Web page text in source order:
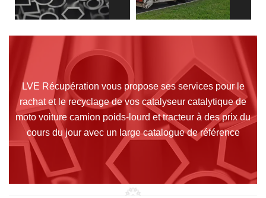
LVE Récupération vous propose ses services pour le
rachat et le recyclage de vos catalyseur catalytique de
moto voiture camion poids-lourd et tracteur à des prix du
cours du jour avec un large catalogue de référence